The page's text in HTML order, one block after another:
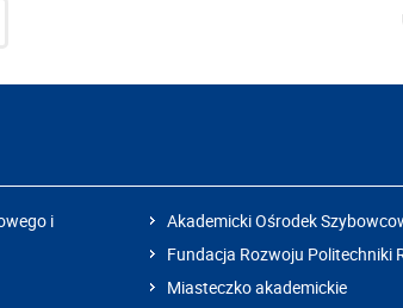
i
Akademicki Ośrodek
Fundacja Rozwoju Politechniki
Miasteczko akademickie